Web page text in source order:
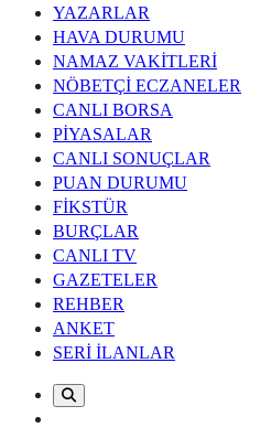
YAZARLAR
HAVA DURUMU
NAMAZ VAKİTLERİ
NÖBETÇİ ECZANELER
CANLI BORSA
PİYASALAR
CANLI SONUÇLAR
PUAN DURUMU
FİKSTÜR
BURÇLAR
CANLI TV
GAZETELER
REHBER
ANKET
SERİ İLANLAR